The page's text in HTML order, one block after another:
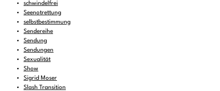
schwindelfrei
Seenotrettung
selbstbestimmung
Sendereihe
Sendung
Sendungen
Sexualität
Show
Sigrid Moser
Slash Transition